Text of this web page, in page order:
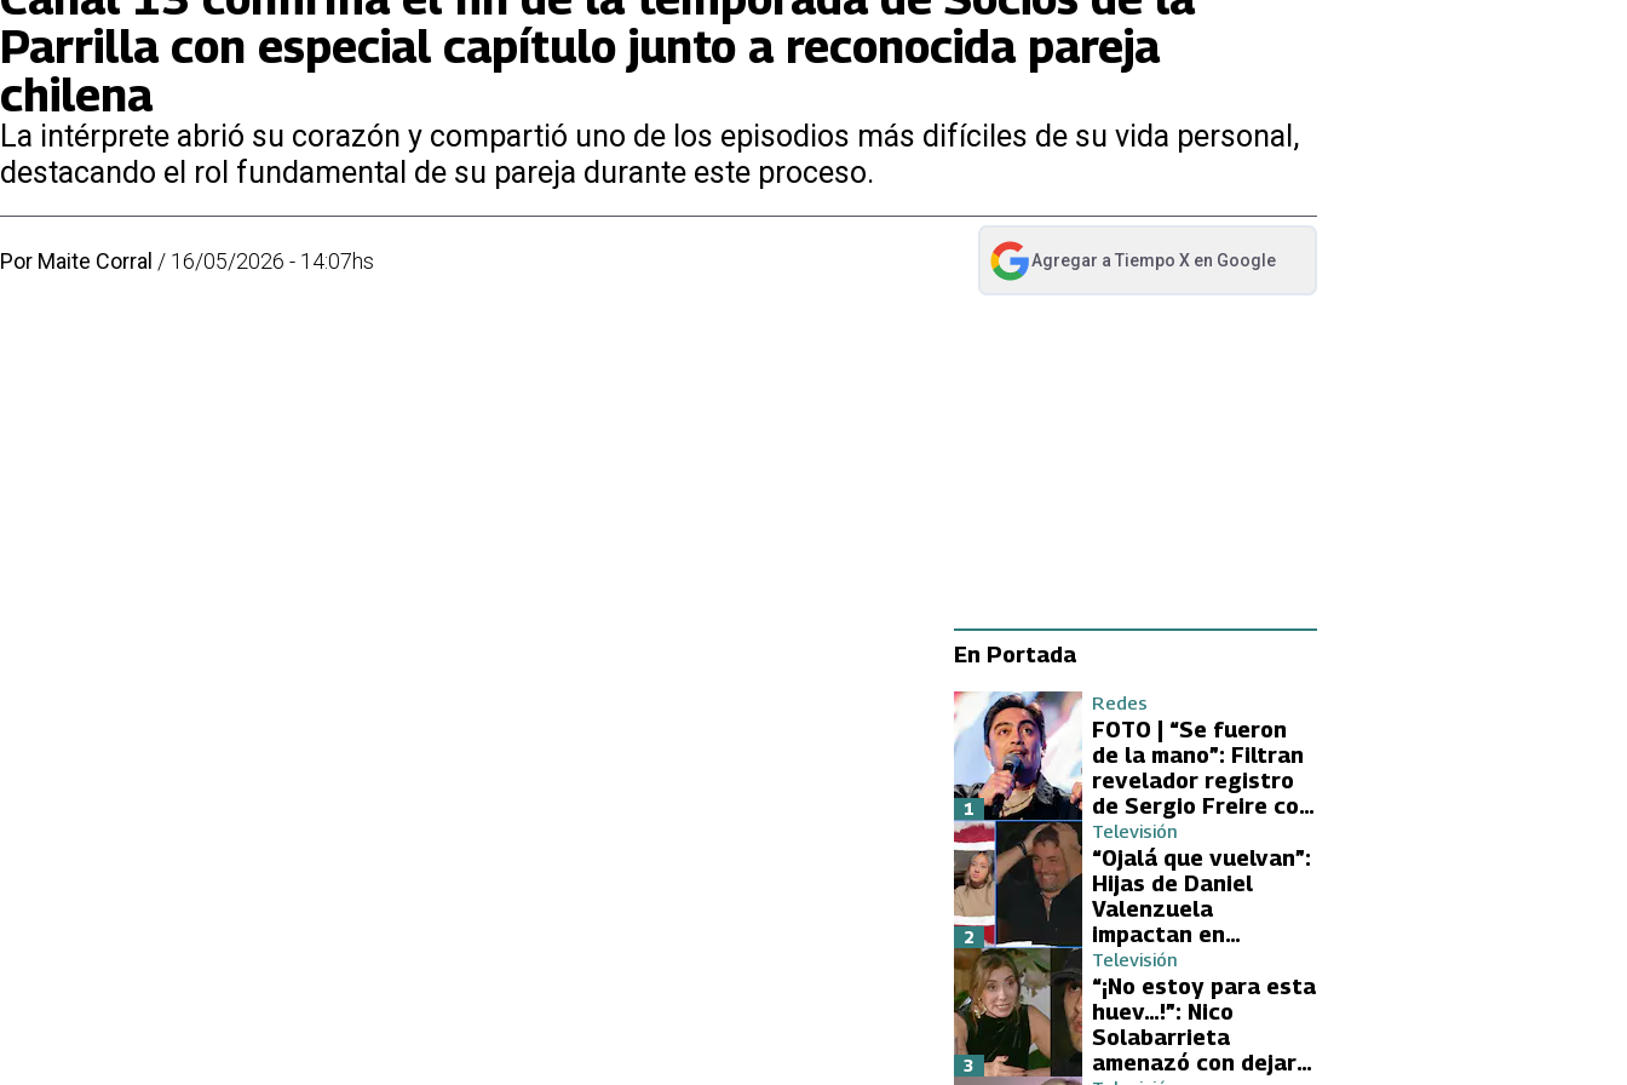
Parrilla con especial capítulo junto a reconocida pareja
chilena
La intérprete abrió su corazón y compartió uno de los episodios más difíciles de su vida personal,
destacando el rol fundamental de su pareja durante este proceso.
Por Maite Corral / 16/05/2026 - 14:07hs Agregar a Tiempo Xen Google
abre en nueva pestaña
En Portada
Redes
FOTO | “Se fueron
de la mano”: Filtran
revelador registro
de Sergio Freire con
supuesta nueva
conquista
1
Televisión
“Ojalá que vuelvan”:
Hijas de Daniel
Valenzuela
impactan en
Volverías con tu Ex
2 con directa
petición a su papá
sobre Yamila Reyna
2
Televisión
“¡No estoy para esta
huev…!”: Nico
Solabarrieta
amenazó con dejar
3